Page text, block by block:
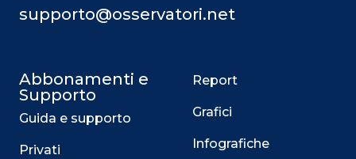
supporto@osservatori.net
Abbonamenti e
Supporto
Guida e supporto
Privati
Report
Grafici
Infografiche